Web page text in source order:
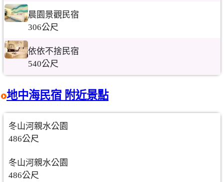
晨園景觀民宿
306公尺
依依不捨民宿
540公尺
地中海民宿 附近景點
冬山河親水公園
486公尺
冬山河親水公園
486公尺